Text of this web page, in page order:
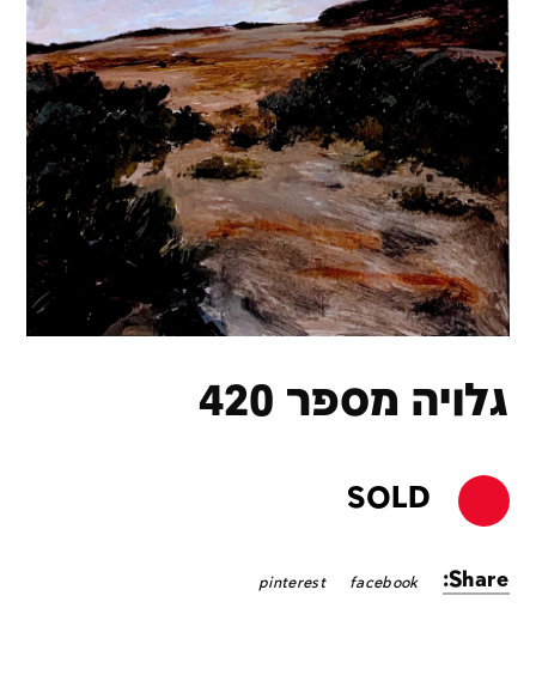
גלויה מספר 420
SOLD
Share:
facebook
pinterest